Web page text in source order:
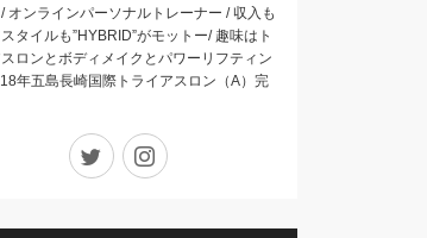
オンラインパーソナルトレーナー / 収入も
タイルも”HYBRID”がモットー/ 趣味はト
ロンとボディメイクとパワーリフティン
年五島長崎国際トライアスロン（A）完
Twitter